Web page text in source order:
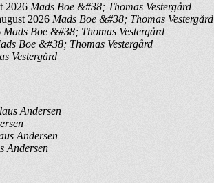
2026 Mads Boe &#38; Thomas Vestergård
2026 Mads Boe &#38; Thomas Vestergård
Mads Boe &#38; Thomas Vestergård
Boe &#38; Thomas Vestergård
Vestergård
Andersen
Andersen
Andersen